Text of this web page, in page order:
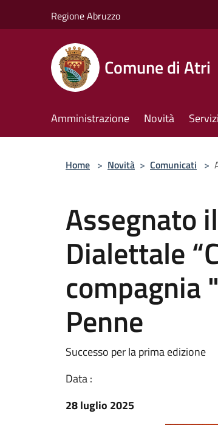
Regione Abruzzo
Comune di Atri
Amministrazione Novità Servizi
Home > Novità > Comunicati >
Assegnato
Dialettale
compagnia
Penne
Successo per la prima edizione
Data :
28 luglio 2025